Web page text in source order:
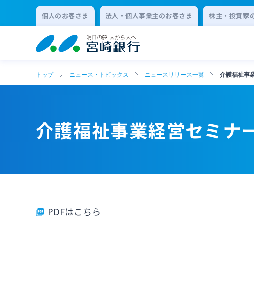
個人のお客さま 法人・個人事業主のお客さま 株主・投資家
トップ ニュース・トピックス ニュースリリース一覧 介護福祉事
介護福祉事業経営セミナ
PDFはこちら